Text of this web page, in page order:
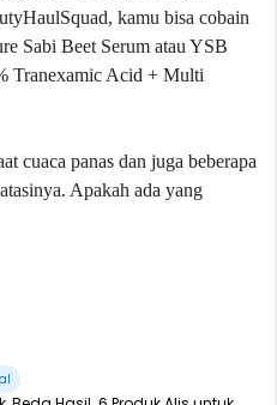
kamu bisa cobain
Sabi Beet Serum atau YSB
Tranexamic Acid + Multi
cuaca panas dan juga beberapa
Apakah ada yang